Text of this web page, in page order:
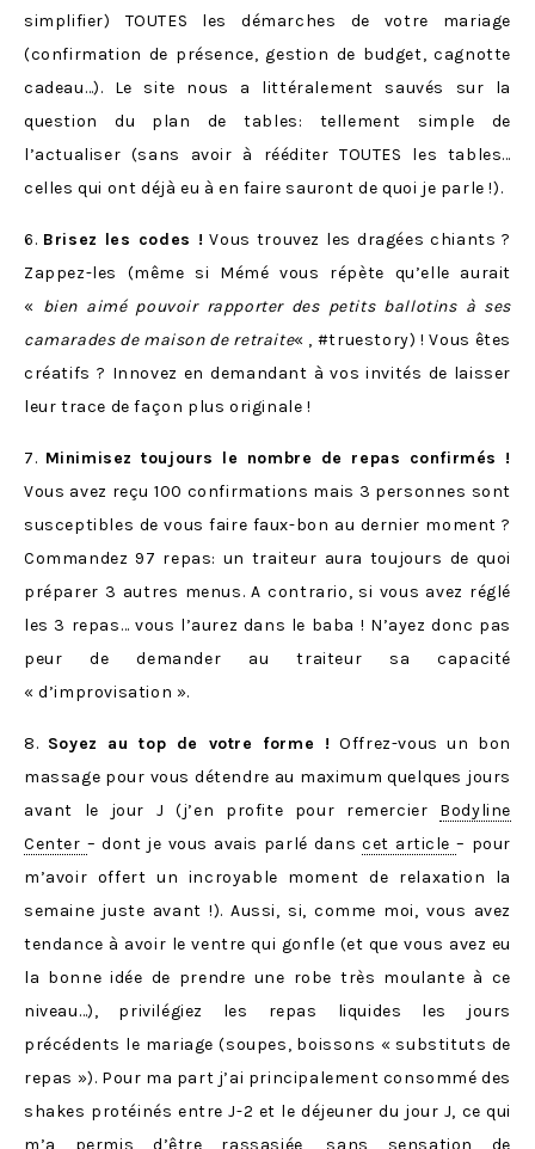
simplifier) TOUTES les démarches de votre mariage
(confirmation de présence, gestion de budget, cagnotte
cadeau…). Le site nous a littéralement sauvés sur la
question du plan de tables: tellement simple de
l’actualiser (sans avoir à rééditer TOUTES les tables…
celles qui ont déjà eu à en faire sauront de quoi je parle !).
6. Brisez les codes ! Vous trouvez les dragées chiants ?
Zappez-les (même si Mémé vous répète qu’elle aurait
« bien aimé pouvoir rapporter des petits ballotins à ses
camarades de maison de retraite« , #truestory) ! Vous êtes
créatifs ? Innovez en demandant à vos invités de laisser
leur trace de façon plus originale !
7. Minimisez toujours le nombre de repas confirmés !
Vous avez reçu 100 confirmations mais 3 personnes sont
susceptibles de vous faire faux-bon au dernier moment ?
Commandez 97 repas: un traiteur aura toujours de quoi
préparer 3 autres menus. A contrario, si vous avez réglé
les 3 repas… vous l’aurez dans le baba ! N’ayez donc pas
peur de demander au traiteur sa capacité
« d’improvisation ».
8. Soyez au top de votre forme ! Offrez-vous un bon
massage pour vous détendre au maximum quelques jours
avant le jour J (j’en profite pour remercier Bodyline
Center – dont je vous avais parlé danscet article– pour
m’avoir offert un incroyable moment de relaxation la
semaine juste avant !). Aussi, si, comme moi, vous avez
tendance à avoir le ventre qui gonfle (et que vous avez eu
la bonne idée de prendre une robe très moulante à ce
niveau…), privilégiez les repas liquides les jours
précédents le mariage (soupes, boissons « substituts de
repas »). Pour ma part j’ai principalement consommé des
shakes protéinés entre J-2 et le déjeuner du jour J, ce qui